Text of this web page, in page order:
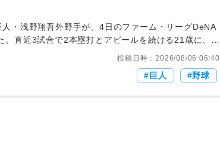
直近3試合で2本塁打とアピールを続ける21歳に、
と1軍待望論が湧き起こっている。 浅野はこの試合に
高松商から2022年ドラフト1位で入団した逸材も、
DAZN」が公式X（旧ツイッター）に6号ソロの動画を
るか。今後の打棒が注目される。 2: 名無し
投稿日時：2026/08/06 06:40
巨人 野球